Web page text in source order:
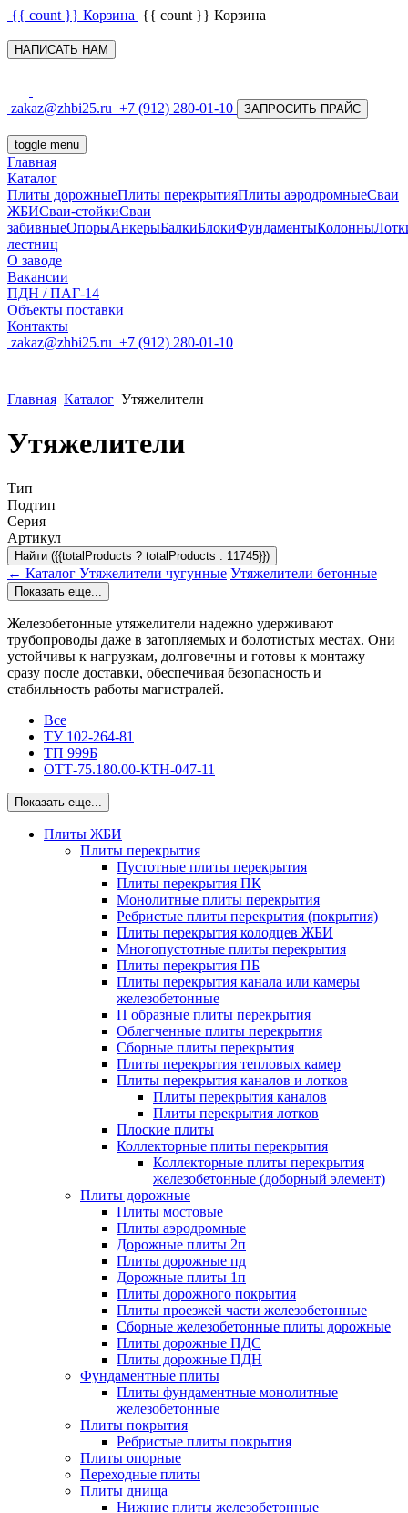
{{ count }} Корзина {{ count }} Корзина
НАПИСАТЬ НАМ
zakaz@zhbi25.ru +7 (912) 280-01-10 ЗАПРОСИТЬ ПРАЙС
toggle menu
Главная
Каталог
Плиты дорожныеПлиты перекрытияПлиты аэродромныеСваи
ЖБИСваи-стойкиСваи
забивныеОпорыАнкерыБалкиБлокиФундаментыКолонны
лестниц
О заводе
Вакансии
ПДН / ПАГ-14
Объекты поставки
Контакты
zakaz@zhbi25.ru +7 (912) 280-01-10
Главная Каталог Утяжелители
Утяжелители
Тип
Подтип
Серия
Артикул
Найти ({{totalProducts ? totalProducts : 11745}})
← Каталог Утяжелители чугунные Утяжелители бетонные
Показать еще...
Железобетонные утяжелители надежно удерживают
трубопроводы даже в затопляемых и болотистых местах. Они
устойчивы к нагрузкам, долговечны и готовы к монтажу
сразу после доставки, обеспечивая безопасность и
стабильность работы магистралей.
Все
ТУ 102-264-81
ТП 999Б
ОТТ-75.180.00-КТН-047-11
Показать еще...
Плиты ЖБИ
Плиты перекрытия
Пустотные плиты перекрытия
Плиты перекрытия ПК
Монолитные плиты перекрытия
Ребристые плиты перекрытия (покрытия)
Плиты перекрытия колодцев ЖБИ
Многопустотные плиты перекрытия
Плиты перекрытия ПБ
Плиты перекрытия канала или камеры
железобетонные
П образные плиты перекрытия
Облегченные плиты перекрытия
Сборные плиты перекрытия
Плиты перекрытия тепловых камер
Плиты перекрытия каналов и лотков
Плиты перекрытия каналов
Плиты перекрытия лотков
Плоские плиты
Коллекторные плиты перекрытия
Коллекторные плиты перекрытия
железобетонные (доборный элемент)
Плиты дорожные
Плиты мостовые
Плиты аэродромные
Дорожные плиты 2п
Плиты дорожные пд
Дорожные плиты 1п
Плиты дорожного покрытия
Плиты проезжей части железобетонные
Сборные железобетонные плиты дорожные
Плиты дорожные ПДС
Плиты дорожные ПДН
Фундаментные плиты
Плиты фундаментные монолитные
железобетонные
Плиты покрытия
Ребристые плиты покрытия
Плиты опорные
Переходные плиты
Плиты днища
Нижние плиты железобетонные